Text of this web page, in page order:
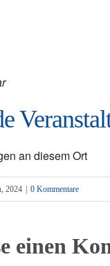
an diesem Ort
2024 0 Kommentare
einen